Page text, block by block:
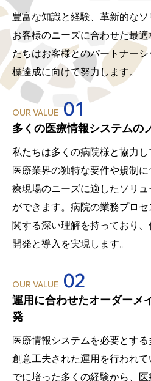
豊富な知識と経験、革新的なソ
お客様のニーズに合わせた最
たちはお客様とのパートナー
標達成に向けて努力します。
OUR VALUE 01
多くの医療情報システムの
私たちは多くの病院様と協力し
医療業界の独特な要件や規制
療現場のニーズに適したソリ
ができます。病院の業務プロ
関する深い理解を持っており
開発と導入を実現します。
OUR VALUE 02
運用に合わせたオーダーメ
発
医療情報システムを必要とす
創意工夫された運用を行われ
でに培った多くの経験から、